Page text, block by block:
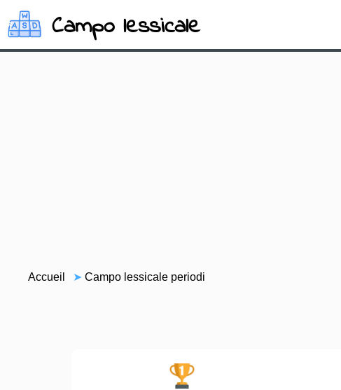
Campo lessicale
Accueil ➤ Campo lessicale periodi